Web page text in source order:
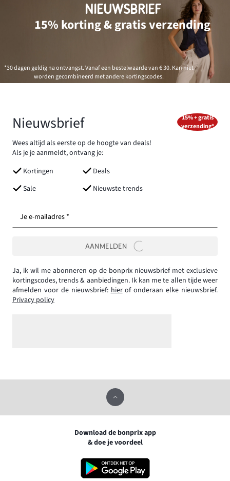
NIEUWSBRIEF
15% korting & gratis verzending
*30 dagen geldig na ontvangst. Vanaf een bestelwaarde van € 30. Kan niet
worden gecombineerd met andere kortingscodes.
Nieuwsbrief
Wees altijd als eerste op de hoogte van deals!
Als je je aanmeldt, ontvang je:
Kortingen
Deals
Sale
Nieuwste trends
15% + gratis
verzending*
Je e-mailadres *
AANMELDEN
Ja, ik wil me abonneren op de bonprix nieuwsbrief met exclusieve
kortingscodes, trends & aanbiedingen. Ik kan me te allen tijde weer
afmelden voor de nieuwsbrief:hierof onderaan elke nieuwsbrief.
Privacy policy
Download de bonprix app
& doe je voordeel